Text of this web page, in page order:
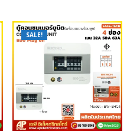
3,500.00฿.1,750.00฿.
SALE!